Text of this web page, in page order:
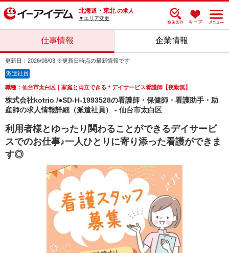
北海道・東北 の求人
▼エリア変更
仕事情報 企業情報
更新日：2026/08/03 ※更新日時点の最新情報です
派遣社員
職種：仙台市太白区｜家庭と両立できる＊デイサービス看護師【夜勤無】
株式会社kotrio /●SD-H-1993528の看護師・保健師・看護助手・助
産師の求人情報詳細（派遣社員） - 仙台市太白区
利用者様とゆったり関わることができるデイサービ
スでのお仕事♪一人ひとりに寄り添った看護ができま
す◎